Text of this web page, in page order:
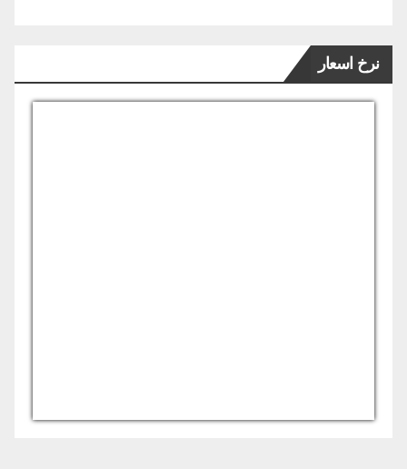
نرخ اسعار